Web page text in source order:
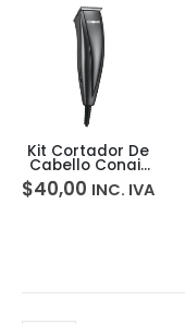
Kit Cortador De
Cabello Conair
Hc108rgb
$40,00 INC. IVA